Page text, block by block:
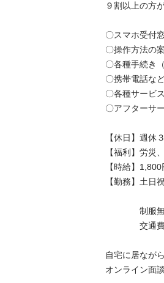
９割以上の方
〇スマホ受付
〇操作方法の
〇各種手続き
〇携帯電話な
〇各種サービ
〇アフターサ
【休日】週休
【福利】労災
【時給】
【勤務】土日
制服無
交通費
自宅に居なが
オンライン面